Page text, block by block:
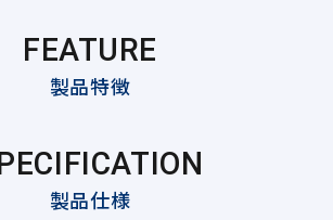
FEATURE
製品特徴
製品仕様